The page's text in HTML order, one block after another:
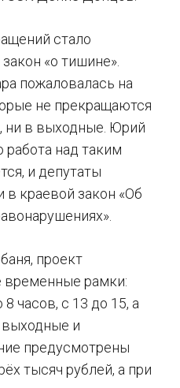
стало
«о тишине».
пожаловалась на
не прекращаются
ни в выходные. Юрий
работа над таким
и депутаты
в краевой закон «Об
проект
временные рамки:
часов, с 13 до 15, а
выходные и
предусмотрены
тысяч рублей, а при